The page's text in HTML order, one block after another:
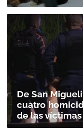
De San
cuatro
de las víctimas